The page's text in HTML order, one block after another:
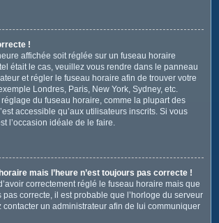
!
affichée soit réglée sur un fuseau horaire
était le cas, veuillez vous rendre dans le panneau
et régler le fuseau horaire afin de trouver votre
Londres, Paris, New York, Sydney, etc.
du fuseau horaire, comme la plupart des
accessible qu’aux utilisateurs inscrits. Si vous
l’occasion idéale de le faire.
mais l’heure n’est toujours pas correcte !
correctement réglé le fuseau horaire mais que
pas correcte, il est probable que l’horloge du serveur
contacter un administrateur afin de lui communiquer